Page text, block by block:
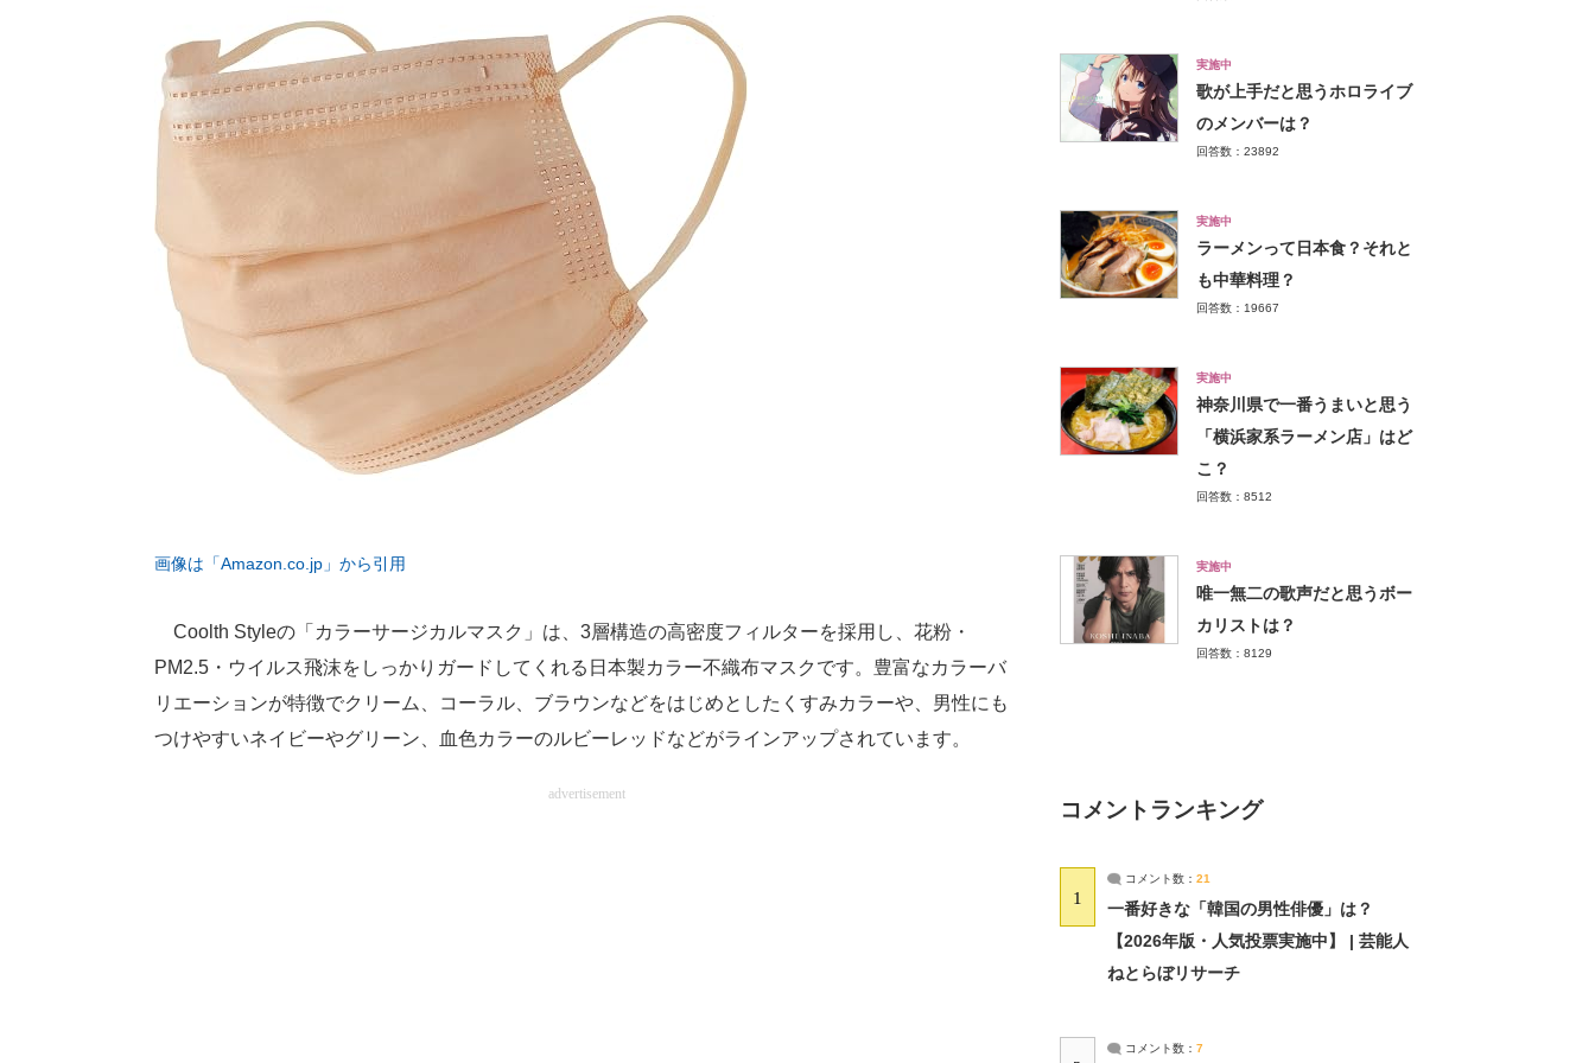
画像は「Amazon.co.jp」から引用
Coolth Styleの「カラーサージカルマスク」は、3層構造の高密度フィルターを採用し、花粉・
PM2.5・ウイルス飛沫をしっかりガードしてくれる日本製カラー不織布マスクです。豊富なカラーバ
リエーションが特徴でクリーム、コーラル、ブラウンなどをはじめとしたくすみカラーや、男性にも
つけやすいネイビーやグリーン、血色カラーのルビーレッドなどがラインアップされています。
advertisement
実施中
歌が上手だと思うホロライブ
のメンバーは？
回答数：23892
実施中
ラーメンって日本食？それと
も中華料理？
回答数：19667
実施中
神奈川県で一番うまいと思う
「横浜家系ラーメン店」はど
こ？
回答数：8512
実施中
唯一無二の歌声だと思うボー
カリストは？
回答数：8129
コメントランキング
1
コメント数： 21
一番好きな「韓国の男性俳優」は？
【2026年版・人気投票実施中】 | 芸能人
ねとらぼリサーチ
コメント数： 7